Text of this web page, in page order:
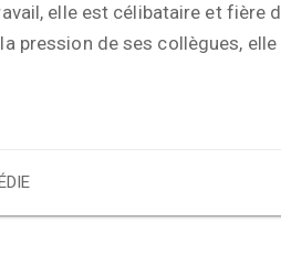
elle est célibataire et fière
pression de ses collègues, elle